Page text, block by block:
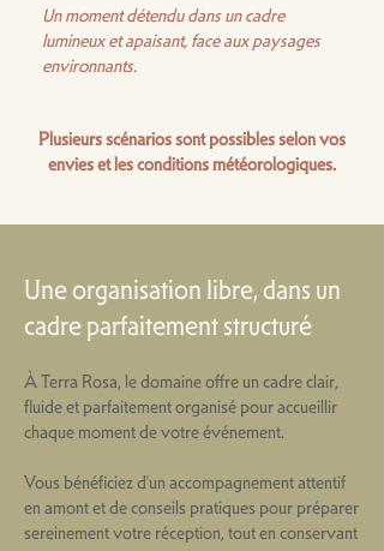
Un moment détendu dans un cadre
lumineux et apaisant, face aux paysages
environnants.
Plusieurs scénarios sont possibles selon vos
envies et les conditions météorologiques.
Une organisation libre, dans un
cadre parfaitement structuré
À Terra Rosa, le domaine offre un cadre clair,
fluide et parfaitement organisé pour accueillir
chaque moment de votre événement.
Vous bénéficiez d’un accompagnement attentif
en amont et de conseils pratiques pour préparer
sereinement votre réception, tout en conservant